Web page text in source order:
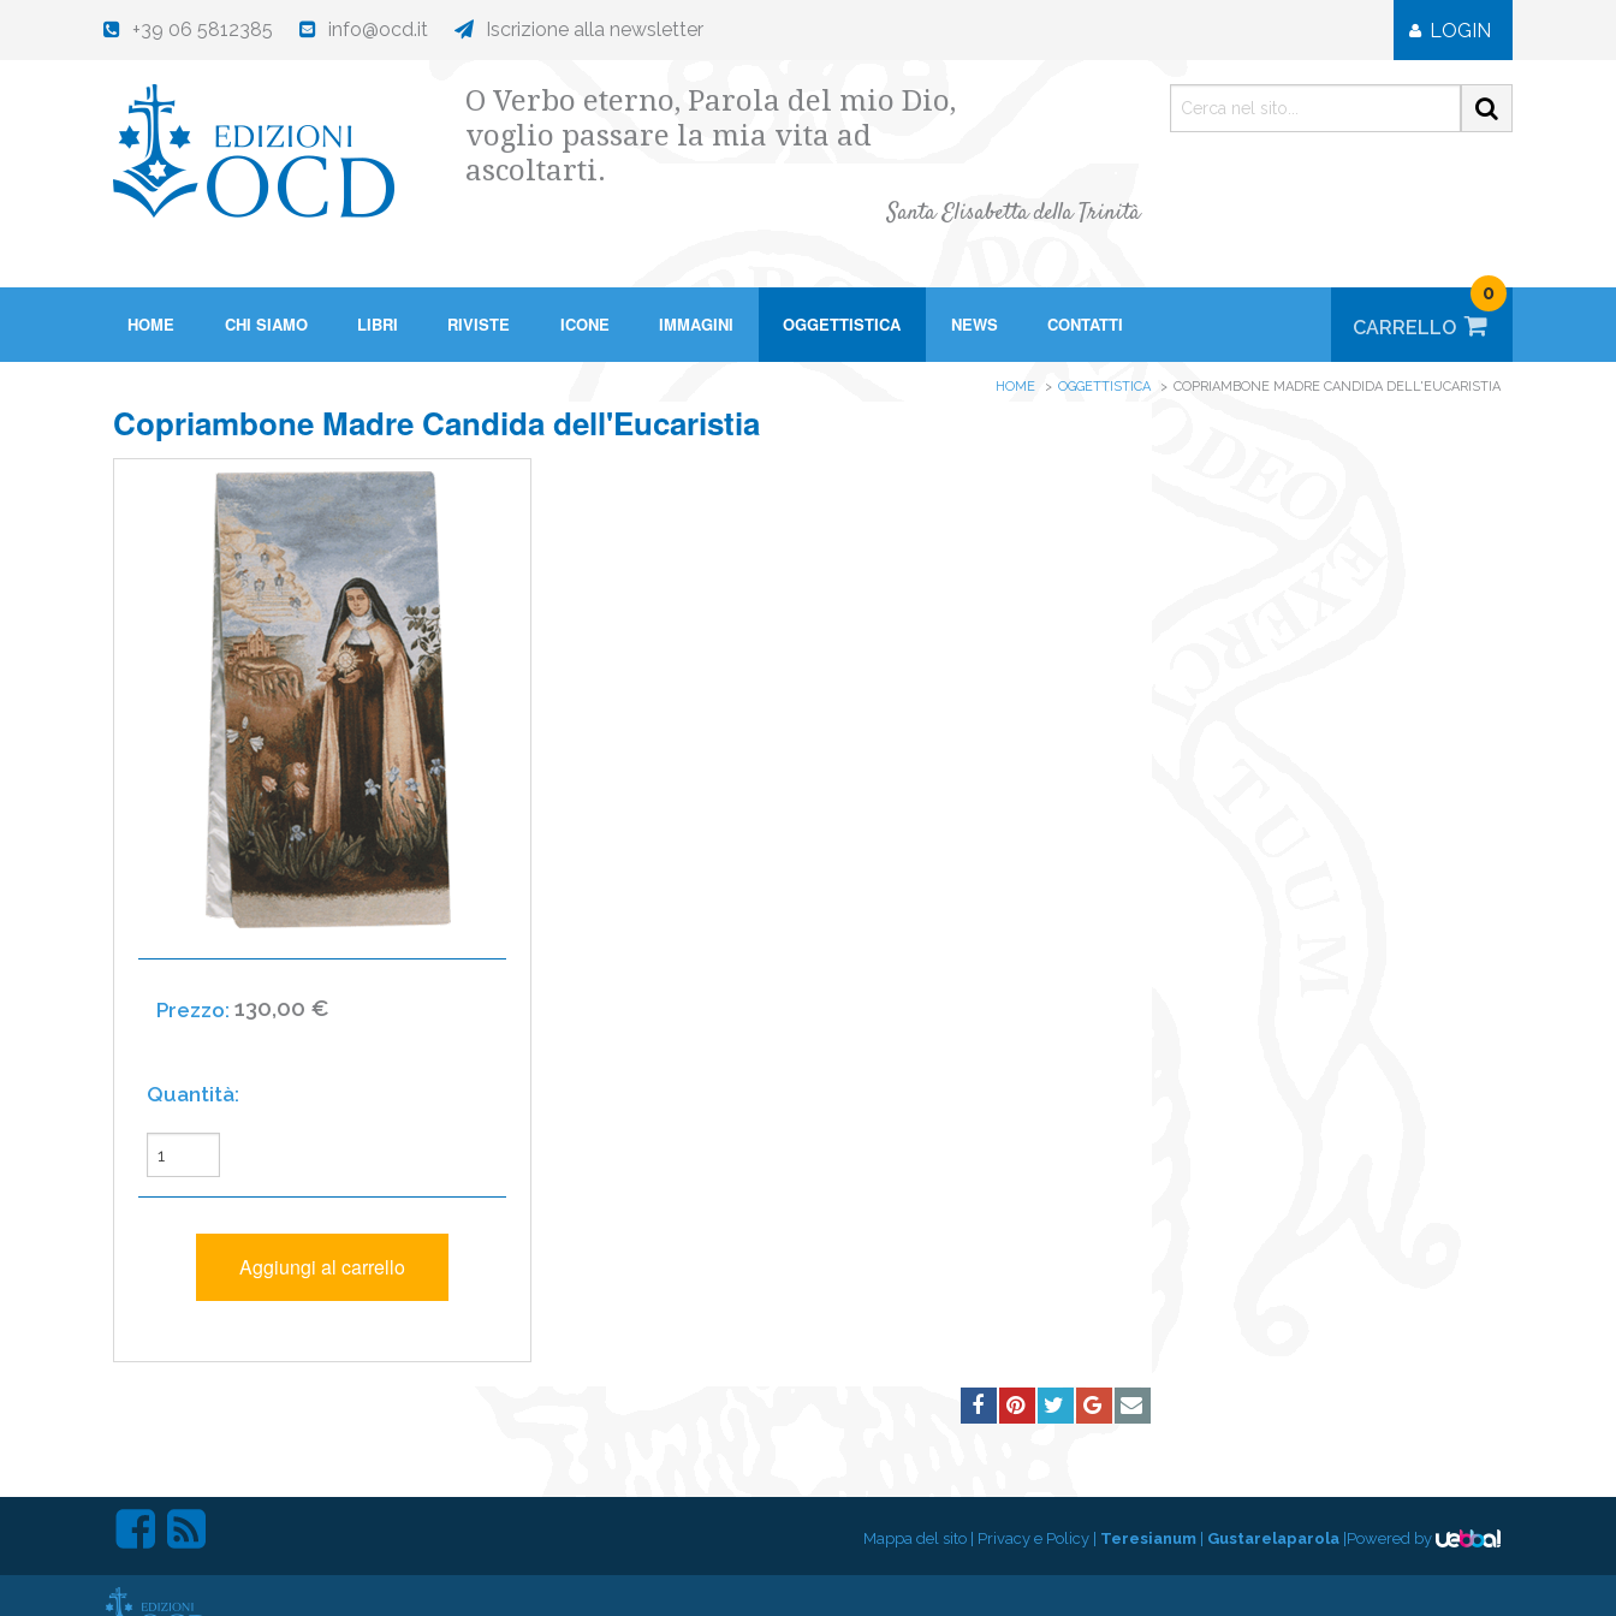
+39 06 5812385 info@ocd.it Iscrizione alla newsletter LOGIN
O Verbo eterno, Parola del mio Dio,
voglio passare la mia vita ad
ascoltarti.
Santa Elisabetta della Trinità
HOME CHI SIAMO LIBRI RIVISTE ICONE IMMAGINI OGGETTISTICA NEWS CONTATTI
0
HOME OGGETTISTICA COPRIAMBONE MADRE CANDIDA DELL'EUCARISTIA
Copriambone Madre Candida dell'Eucaristia
130,00 €
Mappa del sito Privacy e Policy Teresianum Gustarelaparola Powered by